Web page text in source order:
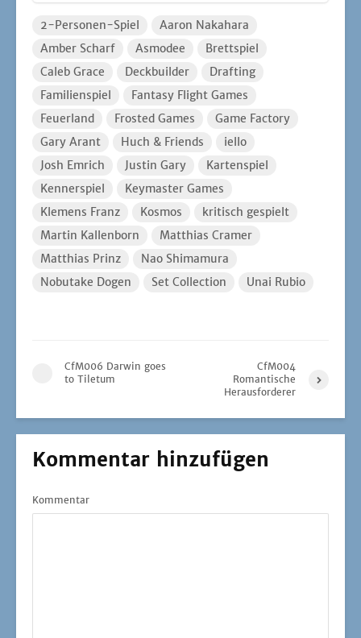
2-Personen-Spiel
Aaron Nakahara
Amber Scharf
Asmodee
Brettspiel
Caleb Grace
Deckbuilder
Drafting
Familienspiel
Fantasy Flight Games
Feuerland
Frosted Games
Game Factory
Gary Arant
Huch & Friends
iello
Josh Emrich
Justin Gary
Kartenspiel
Kennerspiel
Keymaster Games
Klemens Franz
Kosmos
kritisch gespielt
Martin Kallenborn
Matthias Cramer
Matthias Prinz
Nao Shimamura
Nobutake Dogen
Set Collection Unai Rubio
CfM006 Darwin goes
to Tiletum
CfM004
Romantische
Herausforderer
Kommentar hinzufügen
Kommentar